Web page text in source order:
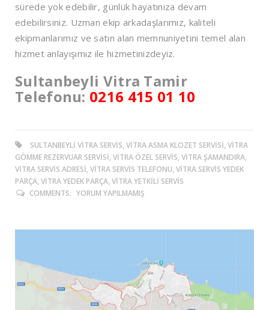
sürede yok edebilir, günlük hayatınıza devam
edebilirsiniz. Uzman ekip arkadaşlarımız, kaliteli
ekipmanlarımız ve satın alan memnuniyetini temel alan
hizmet anlayışımız ile hizmetinizdeyiz.
Sultanbeyli Vitra Tamir
Telefonu: 0216 415 01 10
SULTANBEYLI VITRA SERVIS, VITRA ASMA KLOZET SERVISI, VITRA
GÖMME REZERVUAR SERVISI, VITRA ÖZEL SERVIS, VITRA ŞAMANDIRA,
VITRA SERVIS ADRESI, VITRA SERVIS TELEFONU, VITRA SERVIS YEDEK
PARÇA, VITRA YEDEK PARÇA, VITRA YETKILI SERVIS
COMMENTS: YORUM YAPILMAMIŞ